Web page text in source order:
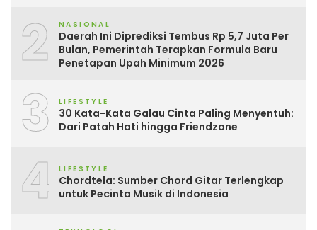
2 NASIONAL
Daerah Ini Diprediksi Tembus Rp 5,7 Juta Per
Bulan, Pemerintah Terapkan Formula Baru
Penetapan Upah Minimum 2026
3 LIFESTYLE
30 Kata-Kata Galau Cinta Paling Menyentuh:
Dari Patah Hati hingga Friendzone
4 LIFESTYLE
Chordtela: Sumber Chord Gitar Terlengkap
untuk Pecinta Musik di Indonesia